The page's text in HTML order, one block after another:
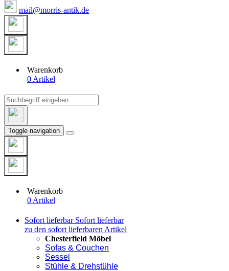
mail@morris-antik.de
Warenkorb
0 Artikel
Toggle navigation
Warenkorb
0 Artikel
Sofort lieferbar Sofort lieferbar
zu den sofort lieferbaren Artikel
Chesterfield Möbel
Sofas & Couchen
Sessel
Stühle & Drehstühle